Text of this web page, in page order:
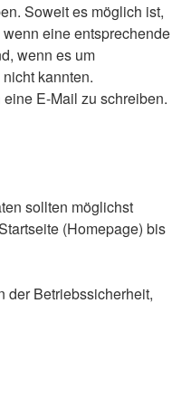
Soweit es möglich ist,
eine entsprechende
wenn es um
kannten.
E-Mail zu schreiben.
sollten möglichst
(Homepage) bis
der Betriebssicherheit,